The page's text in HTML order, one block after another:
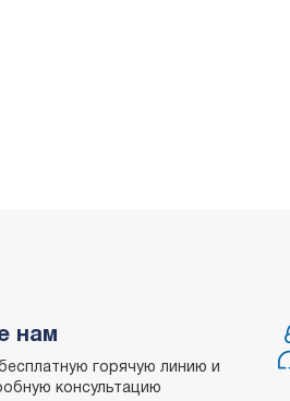
нам
горячую линию и
консультацию